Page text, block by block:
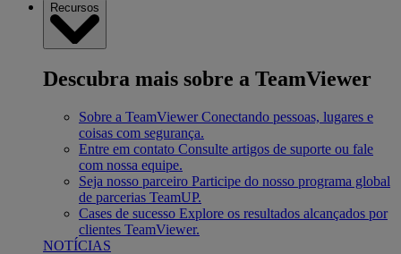
Recursos
Descubra mais sobre a TeamViewer
Sobre a TeamViewer Conectando pessoas, lugares e
coisas com segurança.
Entre em contato Consulte artigos de suporte ou fale
com nossa equipe.
Seja nosso parceiro Participe do nosso programa global
de parcerias TeamUP.
Cases de sucesso Explore os resultados alcançados por
clientes TeamViewer.
NOTÍCIAS